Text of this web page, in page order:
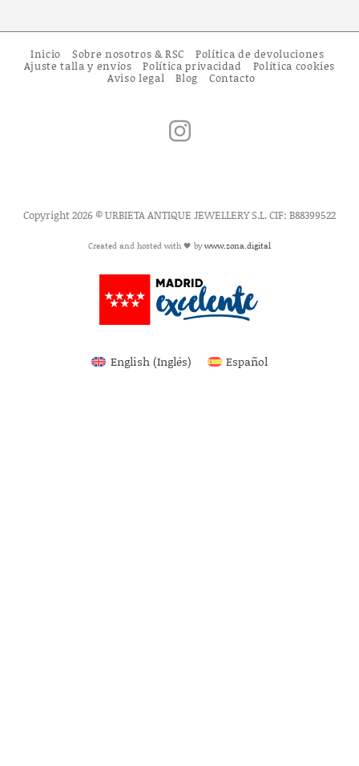
Inicio Sobre nosotros & RSC
Política de devoluciones
Ajuste talla y envíos
Política privacidad
Política cookies
Aviso legal
Blog Contacto
Copyright 2026 © URBIETA ANTIQUE JEWELLERY S.L. CIF: B88399522
Created and hosted with 🖤 bywww.zona.digital
English(Inglés) Español